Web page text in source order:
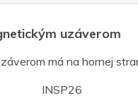
uzáverom
má na hornej
INSP26